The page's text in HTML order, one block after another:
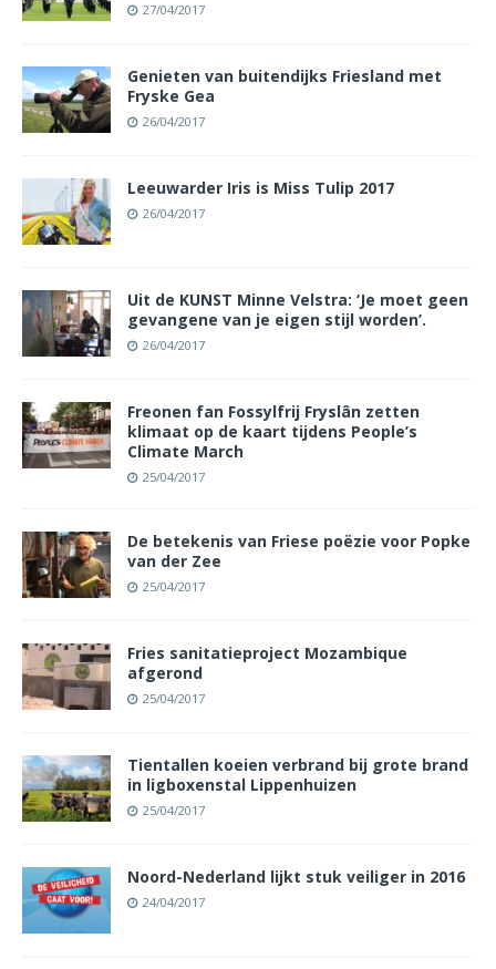
27/04/2017
Genieten van buitendijks Friesland met
Fryske Gea
26/04/2017
Leeuwarder Iris is Miss Tulip 2017
26/04/2017
Uit de KUNST Minne Velstra: ‘Je moet geen
gevangene van je eigen stijl worden’.
26/04/2017
Freonen fan Fossylfrij Fryslân zetten
klimaat op de kaart tijdens People’s
Climate March
25/04/2017
De betekenis van Friese poëzie voor Popke
van der Zee
25/04/2017
Fries sanitatieproject Mozambique
afgerond
25/04/2017
Tientallen koeien verbrand bij grote brand
in ligboxenstal Lippenhuizen
25/04/2017
Noord-Nederland lijkt stuk veiliger in 2016
24/04/2017